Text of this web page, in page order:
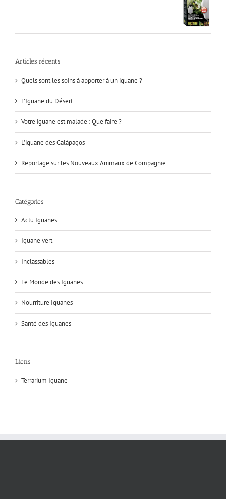
Articles récents
Quels sont les soins à apporter à un iguane ?
L’Iguane du Désert
Votre iguane est malade : Que faire ?
L’iguane des Galápagos
Reportage sur les Nouveaux Animaux de Compagnie
Catégories
Actu Iguanes
Iguane vert
Inclassables
Le Monde des Iguanes
Nourriture Iguanes
Santé des Iguanes
Liens
Terrarium Iguane